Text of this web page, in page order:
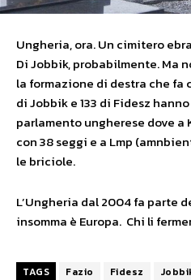
Ungheria, ora. Un cimitero
Di Jobbik, probabilmente. Ma
la formazione di destra che fa
di Jobbik e 133 di Fidesz
parlamento ungherese dove
con 38 seggi e a Lmp
le briciole.
L’Ungheria dal 2004 fa parte
insomma è Europa. Chi li
TAGS Fazio Fidesz